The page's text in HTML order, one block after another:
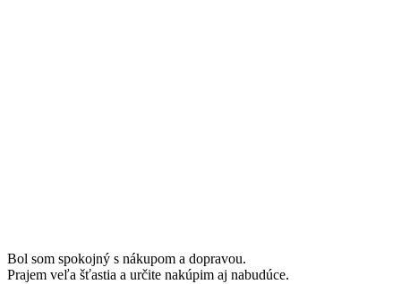
Bol som spokojný s nákupom a dopravou.
Prajem veľa šťastia a určite nakúpim aj nabudúce.